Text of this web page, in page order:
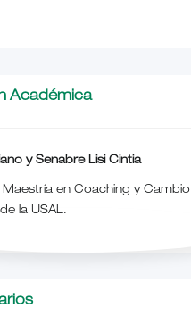
Académica
y Senabre Lisi Cintia
Maestría en Coaching y Cambio
la USAL.